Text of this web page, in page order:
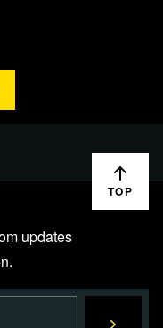
03/25/boete-voor-
wordt 'afgeraden'
Vingerhoets, waar
rondom corona en
TOP
updates